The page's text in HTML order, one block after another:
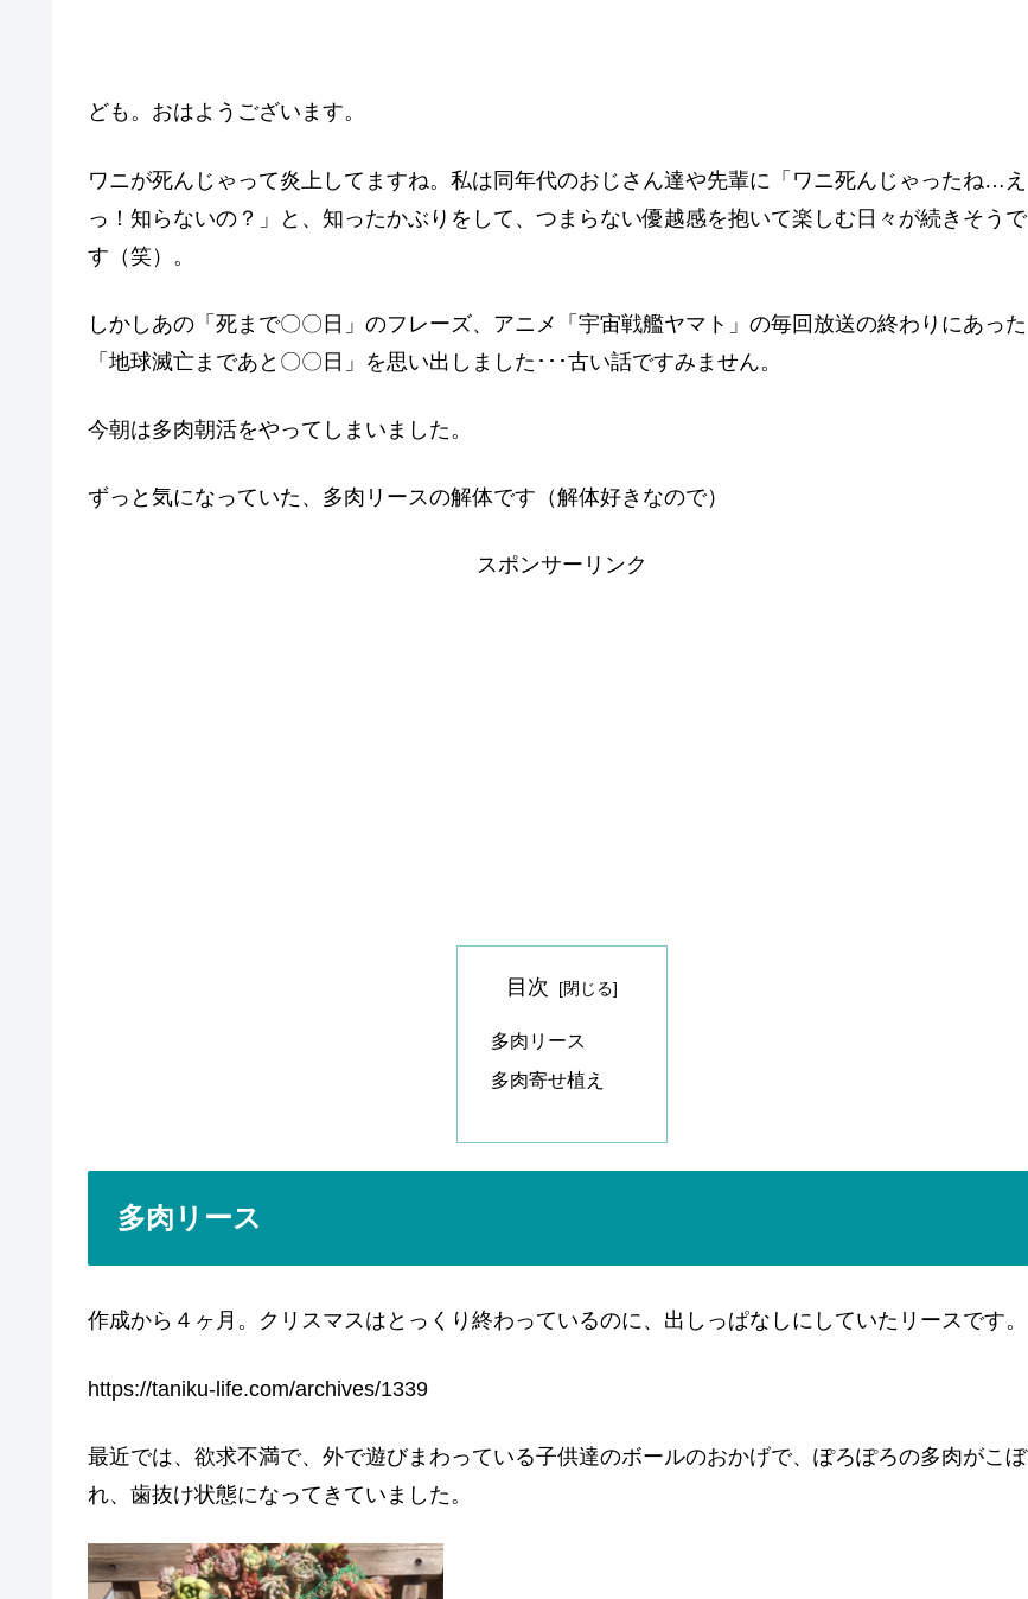
ども。おはようございます。
ワニが死んじゃって炎上してますね。私は同年代のおじさん達や先輩に「ワニ死んじゃったね…え
っ！知らないの？」と、知ったかぶりをして、つまらない優越感を抱いて楽しむ日々が続きそうで
す（笑）。
しかしあの「死まで〇〇日」のフレーズ、アニメ「宇宙戦艦ヤマト」の毎回放送の終わりにあった
「地球滅亡まであと〇〇日」を思い出しました･･･古い話ですみません。
今朝は多肉朝活をやってしまいました。
ずっと気になっていた、多肉リースの解体です（解体好きなので）
スポンサーリンク
目次
多肉リース
多肉寄せ植え
多肉リース
作成から４ヶ月。クリスマスはとっくり終わっているのに、出しっぱなしにしていたリースです。
https://taniku-life.com/archives/1339
最近では、欲求不満で、外で遊びまわっている子供達のボールのおかげで、ぽろぽろの多肉がこぼ
れ、歯抜け状態になってきていました。